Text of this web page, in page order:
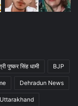
पुष्कर सिंह धामी BJP
Dehradun News
Uttarakhand